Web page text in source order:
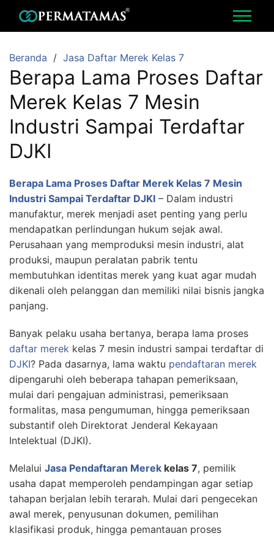
Beranda Jasa Daftar Merek Kelas 7
Berapa Lama Proses Daftar
Merek Kelas 7 Mesin
Industri Sampai Terdaftar
DJKI
Berapa Lama Proses Daftar Merek Kelas 7 Mesin
Industri Sampai Terdaftar DJKI – Dalam industri
manufaktur, merek menjadi aset penting yang perlu
mendapatkan perlindungan hukum sejak awal.
Perusahaan yang memproduksi mesin industri, alat
produksi, maupun peralatan pabrik tentu
membutuhkan identitas merek yang kuat agar mudah
dikenali oleh pelanggan dan memiliki nilai bisnis jangka
panjang.
Banyak pelaku usaha bertanya, berapa lama proses
daftar merek kelas 7 mesin industri sampai terdaftar di
DJKI? Pada dasarnya, lama waktu pendaftaran merek
dipengaruhi oleh beberapa tahapan pemeriksaan,
mulai dari pengajuan administrasi, pemeriksaan
formalitas, masa pengumuman, hingga pemeriksaan
substantif oleh Direktorat Jenderal Kekayaan
Intelektual (DJKI).
Melalui Jasa Pendaftaran Merek kelas 7, pemilik
usaha dapat memperoleh pendampingan agar setiap
tahapan berjalan lebih terarah. Mulai dari pengecekan
awal merek, penyusunan dokumen, pemilihan
klasifikasi produk, hingga pemantauan proses